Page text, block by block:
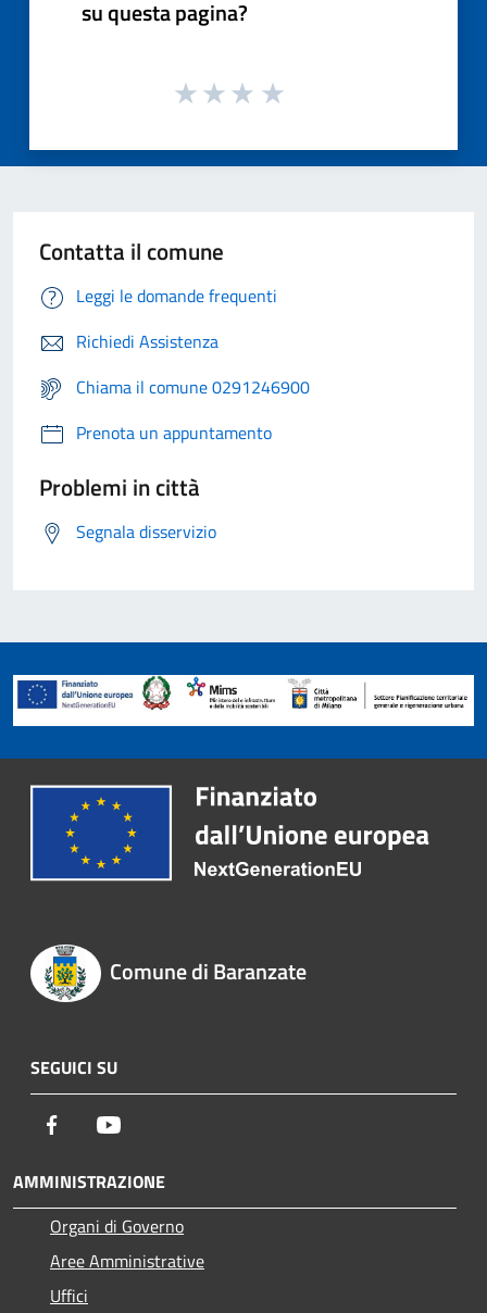
su questa pagina?
Contatta il comune
Leggi le domande frequenti
Richiedi Assistenza
Chiama il comune 0291246900
Prenota un appuntamento
Problemi in città
Segnala disservizio
Comune di Baranzate
SEGUICI SU
Facebook
AMMINISTRAZIONE
Organi di Governo
Aree Amministrative
Uffici